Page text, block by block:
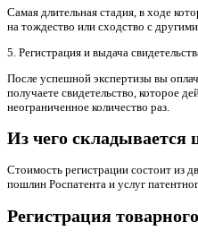
Самая длительная стадия, в ходе
на тождество или сходство с
5. Регистрация и выдача
После успешной экспертизы вы
получаете свидетельство, которое
неограниченное количество раз.
Из чего складывается
Стоимость регистрации состоит из
пошлин Роспатента и услуг
Регистрация